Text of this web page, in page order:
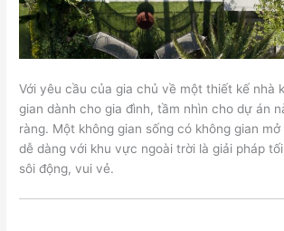
Với yêu cầu của gia chủ về một thiết kế nhà
gian dành cho gia đình, tầm nhìn cho dự án
ràng. Một không gian sống có không gian
dễ dàng với khu vực ngoài trời là giải pháp
sôi động, vui vẻ.